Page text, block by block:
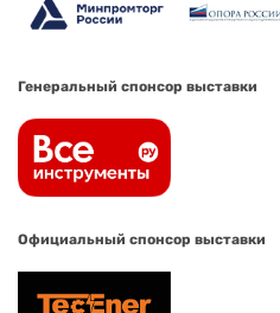
Генеральный спонсор выставки
Официальный спонсор выставки